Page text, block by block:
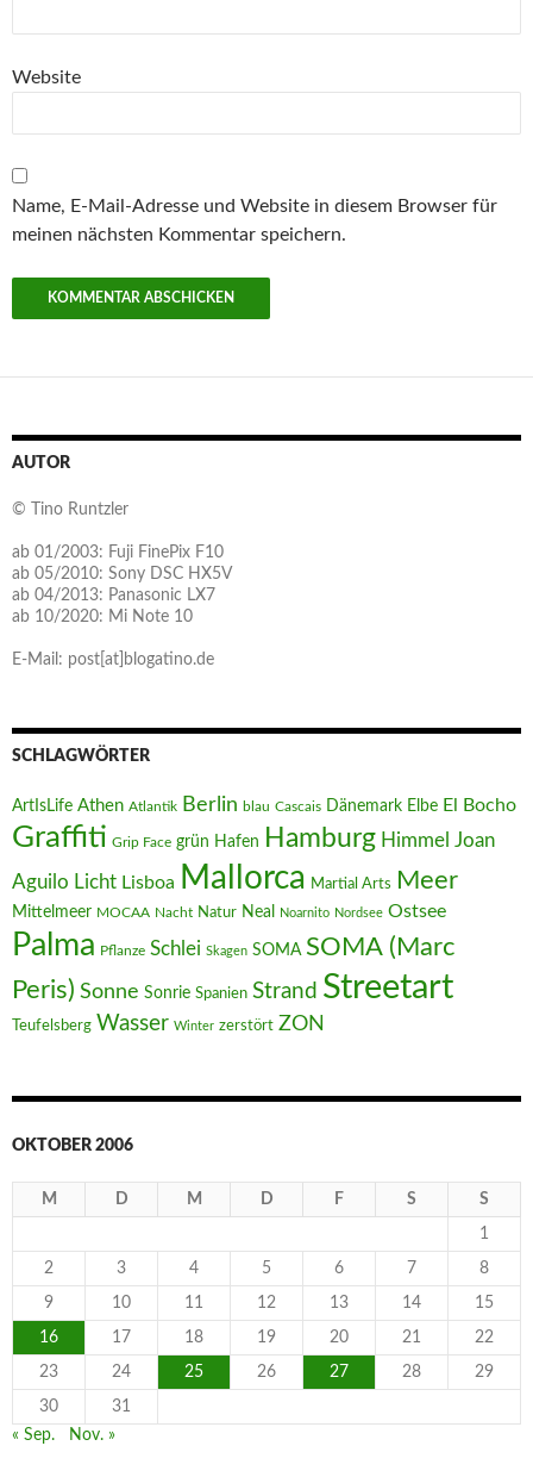
Website
Name, E-Mail-Adresse und Website in diesem Browser für
meinen nächsten Kommentar speichern.
AUTOR
© Tino Runtzler
ab 01/2003: Fuji FinePix F10
ab 05/2010: Sony DSC HX5V
ab 04/2013: Panasonic LX7
ab 10/2020: Mi Note 10
E-Mail: post[at]blogatino.de
SCHLAGWÖRTER
ArtIsLife Athen Atlantik Berlin blau Cascais Dänemark Elbe El Bocho
Graffiti Grip Face grün Hafen Hamburg Himmel Joan
Aguilo Licht Lisboa Mallorca Martial Arts Meer
Mittelmeer MOCAA Nacht Natur Neal Noarnito Nordsee Ostsee
Palma Pflanze Schlei Skagen SOMA SOMA (Marc
Peris) Sonne Sonrie Spanien Strand Streetart
Teufelsberg Wasser Winter zerstört ZON
OKTOBER 2006
M D M D F S S
1
2 3 4 5 6 7 8
9 10 11 12 13 14 15
16 17 18 19 20 21 22
23 24 25 26 27 28 29
30
31
« Sep.
Nov. »